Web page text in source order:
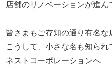
店舗のリノベーションが進ん
皆さまもご存知の通り有名な
こうして、小さな名も知られ
ネストコーポレーションへ